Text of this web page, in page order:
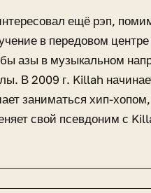
ещё рэп,
в передовом
азы в музыкальном
В 2009 г. Killah
заниматься хип-
свой псевдоним с